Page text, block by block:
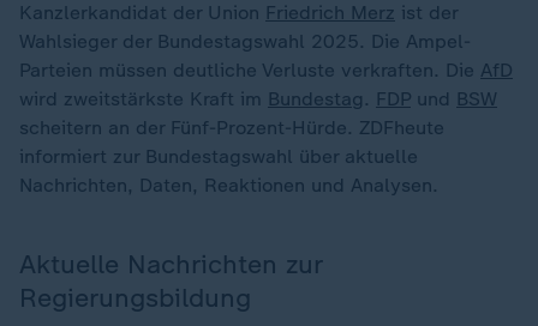
Kanzlerkandidat der Union Friedrich Merz ist der
Wahlsieger der Bundestagswahl 2025. Die Ampel-
Parteien müssen deutliche Verluste verkraften. Die AfD
wird zweitstärkste Kraft im Bundestag . FDP und BSW
scheitern an der Fünf-Prozent-Hürde. ZDFheute
informiert zur Bundestagswahl über aktuelle
Nachrichten, Daten, Reaktionen und Analysen.
Aktuelle Nachrichten zur
Regierungsbildung